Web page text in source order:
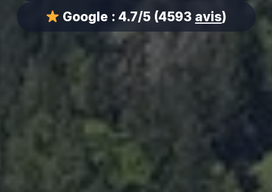
Google :4.7/5 (4593 avis)